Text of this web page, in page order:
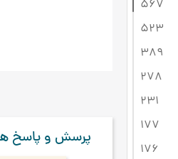
567
523
389
278
231
177
176
پرسش و پاسخ